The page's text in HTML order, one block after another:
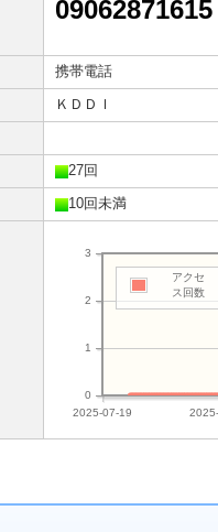
09062871615
携帯電話
ＫＤＤＩ
27回
10回未満
2025-07-19
0
1
2
3
アクセ
ス回数